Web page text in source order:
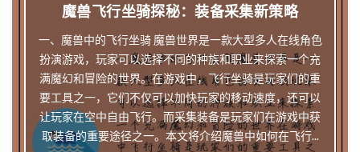
魔兽飞行坐骑探秘：装备采集新策略
一、魔兽中的飞行坐骑 魔兽世界是一款大型多人在线角色
扮演游戏，玩家可以选择不同的种族和职业来探索一个充
满魔幻和冒险的世界。在游戏中，飞行坐骑是玩家们的重
要工具之一，它们不仅可以加快玩家的移动速度，还可以
让玩家在空中自由飞行。而采集装备是玩家们在游戏中获
取装备的重要途径之一。本文将介绍魔兽中如何在飞行...